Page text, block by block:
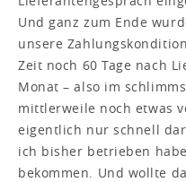
Und ganz zum Ende
unsere
Zeit noch 60 Tage nach
Monat – also im
mittlerweile noch etwas
eigentlich nur schnell
ich bisher betrieben
bekommen. Und wollte